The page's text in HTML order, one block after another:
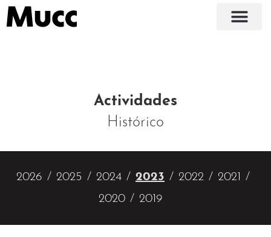
Actividades
Histórico
2026 2025 2024 2023 2022
2021
2020
2019